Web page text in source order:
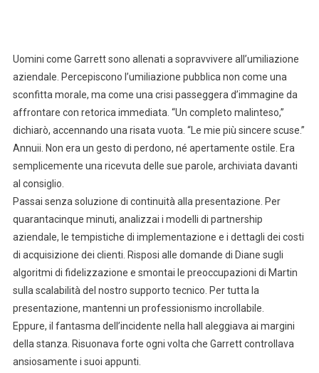
Uomini come Garrett sono allenati a sopravvivere all’umiliazione
aziendale. Percepiscono l’umiliazione pubblica non come una
sconfitta morale, ma come una crisi passeggera d’immagine da
affrontare con retorica immediata. “Un completo malinteso,”
dichiarò, accennando una risata vuota. “Le mie più sincere scuse.”
Annuii. Non era un gesto di perdono, né apertamente ostile. Era
semplicemente una ricevuta delle sue parole, archiviata davanti
al consiglio.
Passai senza soluzione di continuità alla presentazione. Per
quarantacinque minuti, analizzai i modelli di partnership
aziendale, le tempistiche di implementazione e i dettagli dei costi
di acquisizione dei clienti. Risposi alle domande di Diane sugli
algoritmi di fidelizzazione e smontai le preoccupazioni di Martin
sulla scalabilità del nostro supporto tecnico. Per tutta la
presentazione, mantenni un professionismo incrollabile.
Eppure, il fantasma dell’incidente nella hall aleggiava ai margini
della stanza. Risuonava forte ogni volta che Garrett controllava
ansiosamente i suoi appunti.